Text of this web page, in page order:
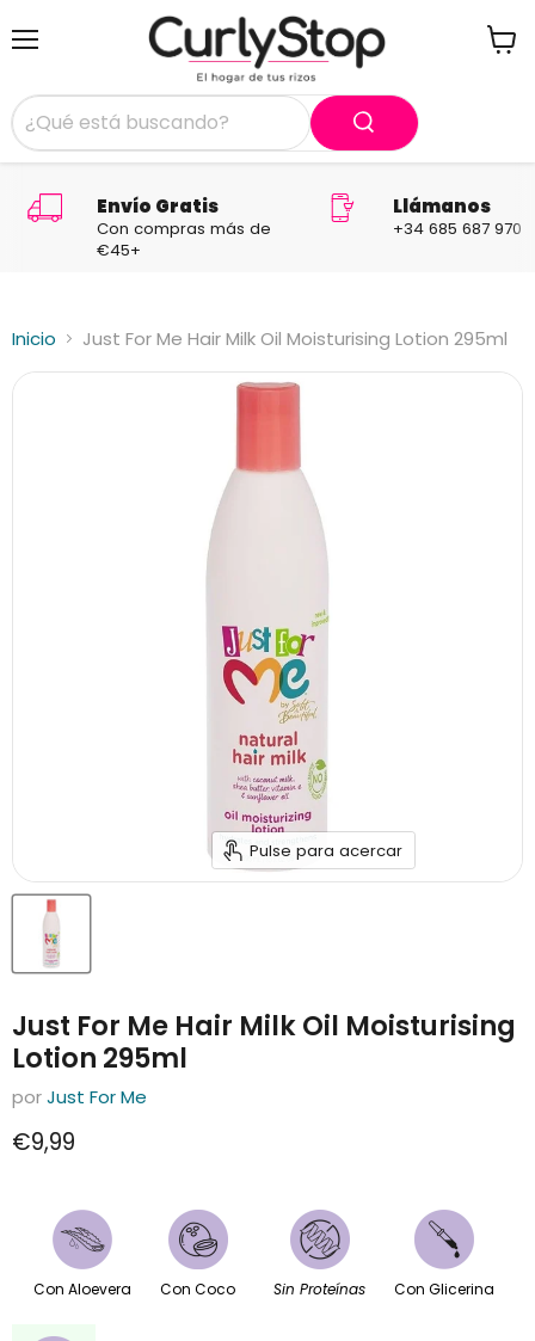
Envío Gratis
Con compras más de
€45+
Llámanos
+34 685 687 970
Inicio Just For Me Hair Milk Oil Moisturising Lotion 295ml
Pulse para acercar
Just For Me Hair Milk Oil Moisturising
Lotion 295ml
porJust For Me
Precio actual
€9,99
Con Aloevera Con Coco Sin Proteínas Con Glicerina